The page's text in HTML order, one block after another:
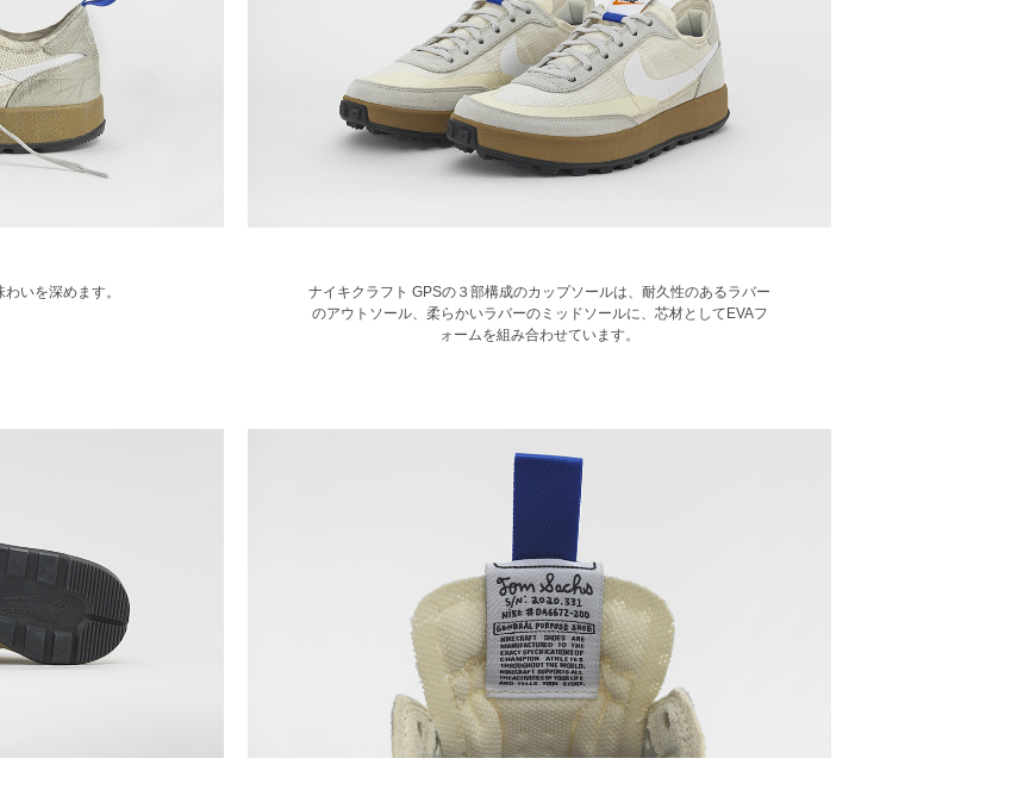
いを深めます。
ナイキクラフト GPSの３部構成のカップソールは、耐久性のあるラバー
のアウトソール、柔らかいラバーのミッドソールに、芯材としてEVAフ
ォームを組み合わせています。